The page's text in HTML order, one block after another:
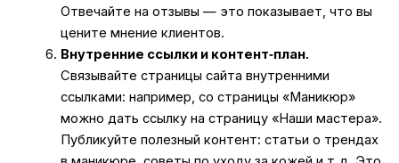
Отвечайте на отзывы — это показывает, что вы
цените мнение клиентов.
Внутренние ссылки и контент‑план.
Связывайте страницы сайта внутренними
ссылками: например, со страницы «Маникюр»
можно дать ссылку на страницу «Наши мастера».
Публикуйте полезный контент: статьи о трендах